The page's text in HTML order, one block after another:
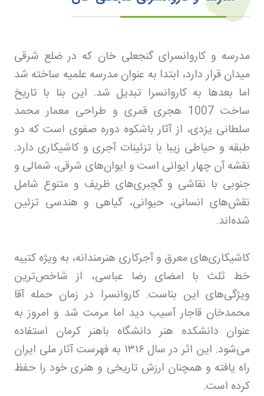
مدرسه و کاروانسرای گنجعلی خان که در ضلع شرقی
میدان قرار دارد، ابتدا به عنوان مدرسه علمیه ساخته شد
اما بعدها به کاروانسرا تبدیل شد. این بنا با تاریخ
ساخت 1007 هجری قمری و طراحی معمار محمد
سلطانی یزدی، از آثار باشکوه دوره صفوی است که دو
طبقه و حیاطی زیبا با تزئینات آجری و کاشیکاری دارد.
نقشه آن چهار ایوانی است و ایوان‌های شرقی، شمالی و
جنوبی با نقاشی و گچبری‌های ظریف و متنوع شامل
نقش‌های انسانی، حیوانی، گیاهی و هندسی تزئین
شده‌اند.
کاشیکاری‌های معرق و آجرکاری هنرمندانه، به ویژه کتیبه
خط ثلث با امضای رضا عباسی، از شاخص‌ترین
ویژگی‌های این بناست. کاروانسرا در زمان حمله آقا
محمدخان قاجار آسیب دید اما مرمت شد و امروز به
عنوان دانشکده هنر دانشگاه باهنر کرمان استفاده
می‌شود. این اثر در سال ۱۳۱۶ به فهرست آثار ملی ایران
راه یافته و همچنان ارزش تاریخی و هنری خود را حفظ
کرده است.